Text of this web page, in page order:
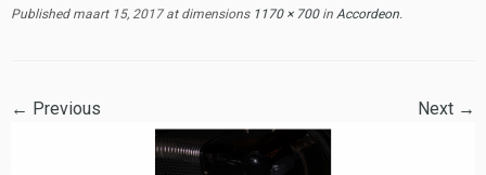
Published maart 15, 2017at dimensions1170 × 700in Accordeon
← Previous Next →